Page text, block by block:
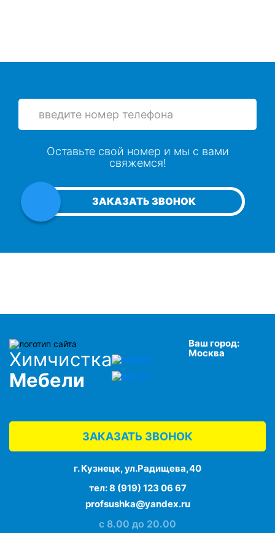
ЗАКАЗАТЬ ЗВОНОК
Оставьте свой номер и мы с вами
свяжемся!
Химчистка
Мебели
Ваш город:
Москва
ЗАКАЗАТЬ ЗВОНОК
г. Кузнецк, ул.Радищева,40
тел:8 (919) 123 06 67
profsushka@yandex.ru
с 8.00 до 20.00